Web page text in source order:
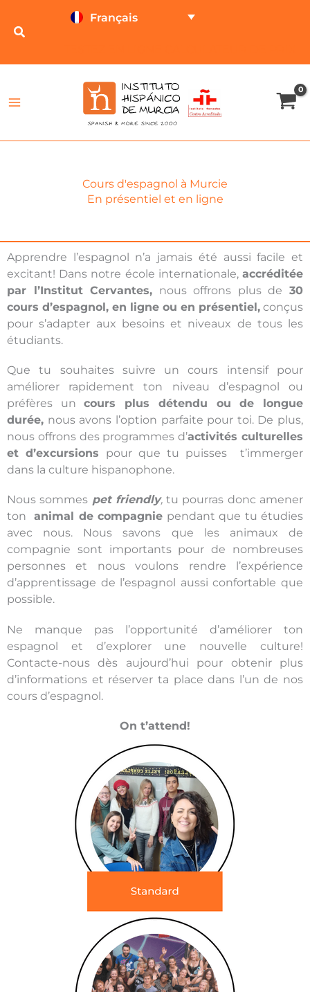
contenu
Français
Cours d'espagnol à Murcie
En présentiel et en ligne
Apprendre l’espagnol n’a jamais été aussi facile et
excitant! Dans notre école internationale, accréditée
par l’Institut Cervantes, nous offrons plus de30
cours d’espagnol, en ligne ou en présentiel, conçus
pour s’adapter aux besoins et niveaux de tous les
étudiants.
Que tu souhaites suivre un cours intensif pour
améliorer rapidement ton niveau d’espagnol ou
préfères uncours plus détendu ou de longue
durée, nous avons l’option parfaite pour toi. De plus,
nous offrons des programmes d’activités culturelles
et d’excursions pour que tu puisses t’immerger
dans la culture hispanophone.
Nous sommes pet friendly,tu pourras donc amener
ton animal de compagnie pendant que tu étudies
avec nous. Nous savons que les animaux de
compagnie sont importants pour de nombreuses
personnes et nous voulons rendre l’expérience
d’apprentissage de l’espagnol aussi confortable que
possible.
Ne manque pas l’opportunité d’améliorer ton
espagnol et d’explorer une nouvelle culture!
Contacte-nous dès aujourd’hui pour obtenir plus
d’informations et réserver ta place dans l’un de nos
cours d’espagnol.
On t’attend!